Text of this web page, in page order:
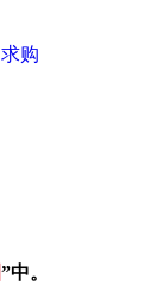
求购
”中。